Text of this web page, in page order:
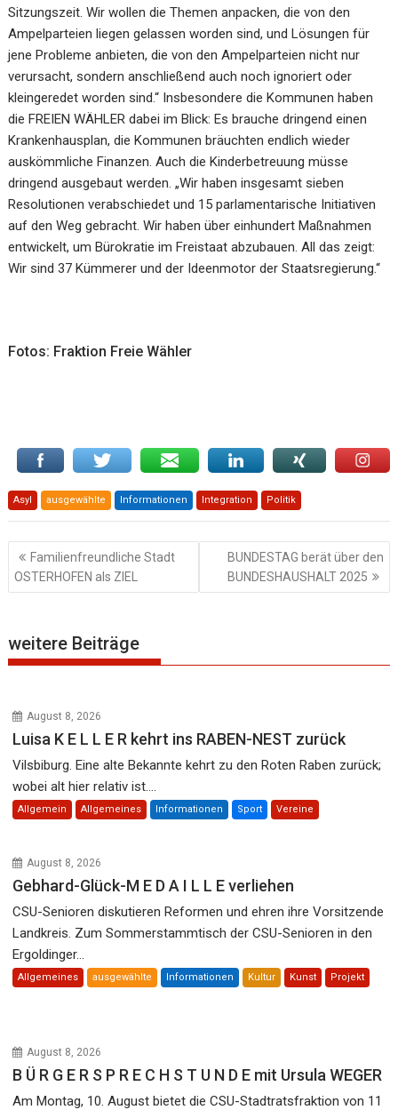
Sitzungszeit. Wir wollen die Themen anpacken, die von den
Ampelparteien liegen gelassen worden sind, und Lösungen für
jene Probleme anbieten, die von den Ampelparteien nicht nur
verursacht, sondern anschließend auch noch ignoriert oder
kleingeredet worden sind.“ Insbesondere die Kommunen haben
die FREIEN WÄHLER dabei im Blick: Es brauche dringend einen
Krankenhausplan, die Kommunen bräuchten endlich wieder
auskömmliche Finanzen. Auch die Kinderbetreuung müsse
dringend ausgebaut werden. „Wir haben insgesamt sieben
Resolutionen verabschiedet und 15 parlamentarische Initiativen
auf den Weg gebracht. Wir haben über einhundert Maßnahmen
entwickelt, um Bürokratie im Freistaat abzubauen. All das zeigt:
Wir sind 37 Kümmerer und der Ideenmotor der Staatsregierung.“
Fotos: Fraktion Freie Wähler
Asyl ausgewählte Informationen Integration Politik
Beitragsnavigation
Familienfreundliche Stadt
OSTERHOFEN als ZIEL
BUNDESTAG berät über den
BUNDESHAUSHALT 2025
weitere Beiträge
August 8, 2026
Luisa K E L L E R kehrt ins RABEN-NEST zurück
Vilsbiburg. Eine alte Bekannte kehrt zu den Roten Raben zurück;
wobei alt hier relativ ist....
Allgemein Allgemeines Informationen Sport Vereine
August 8, 2026
Gebhard-Glück-M E D A I L L E verliehen
CSU-Senioren diskutieren Reformen und ehren ihre Vorsitzende
Landkreis. Zum Sommerstammtisch der CSU-Senioren in den
Ergoldinger...
Allgemeines ausgewählte Informationen Kultur Kunst Projekt
August 8, 2026
B Ü R G E R S P R E C H S T U N D E mit Ursula WEGER
Am Montag, 10. August bietet die CSU-Stadtratsfraktion von 11